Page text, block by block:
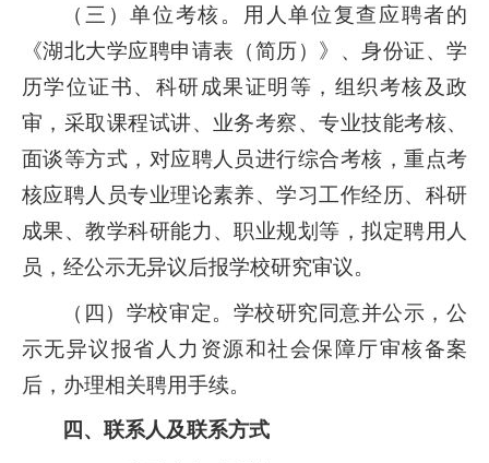
（三）单位考核。用人单位复查应聘者的
《湖北大学应聘申请表（简历）》、身份证、学
历学位证书、科研成果证明等，组织考核及政
审，采取课程试讲、业务考察、专业技能考核、
面谈等方式，对应聘人员进行综合考核，重点考
核应聘人员专业理论素养、学习工作经历、科研
成果、教学科研能力、职业规划等，拟定聘用人
员，经公示无异议后报学校研究审议。
（四）学校审定。学校研究同意并公示，公
示无异议报省人力资源和社会保障厅审核备案
后，办理相关聘用手续。
四、联系人及联系方式